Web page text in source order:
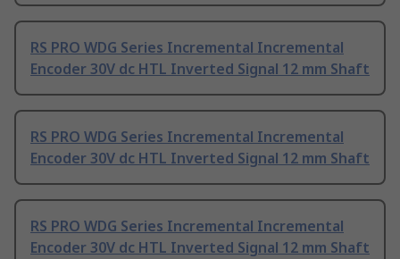
RS PRO WDG Series Incremental Incremental
Encoder 30V dc HTL Inverted Signal 12 mm Shaft
RS PRO WDG Series Incremental Incremental
Encoder 30V dc HTL Inverted Signal 12 mm Shaft
RS PRO WDG Series Incremental Incremental
Encoder 30V dc HTL Inverted Signal 12 mm Shaft